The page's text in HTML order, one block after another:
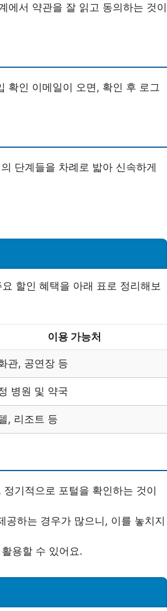
에서 약관을 잘 읽고 동의하는 것이
확인 이메일이 오면, 확인 후 로그
단계들을 차례로 밟아 신속하게
할인 혜택을 아래 표로 정리해보
이용 가능처
관, 공연장 등
병원 및 약국
, 리조트 등
기적으로 포털을 확인하는 것이
공하는 경우가 많으니, 이를 놓치지
용할 수 있어요.